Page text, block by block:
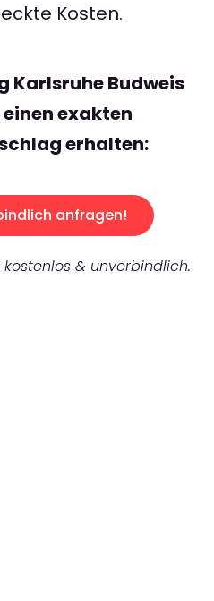
Kosten.
Karlsruhe Budweis
exakten
erhalten:
anfragen!
kostenlos & unverbindlich.